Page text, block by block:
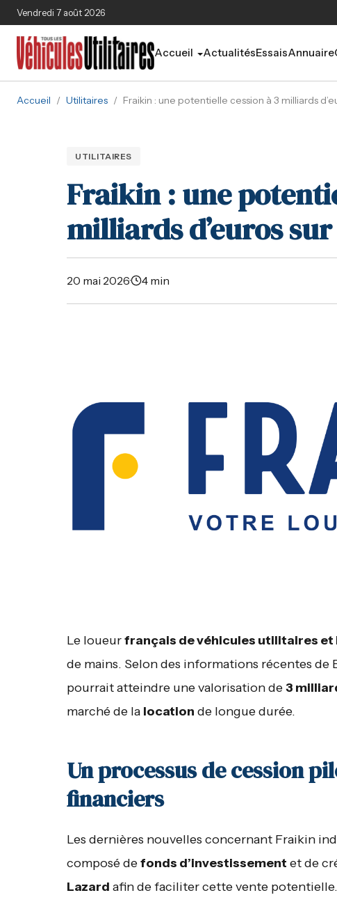
Aller au contenu principal
Vendredi 7 août 2026
Accueil ActualitésEssaisAnnuaire
Accueil / Utilitaires / Fraikin : une potentielle cession à 3 milliards
UTILITAIRES
Fraikin : une
milliards d’euros
20 mai 2026· 4 min
Le loueurfrançais de véhicules utilitaires
de mains. Selon des informations récentes
pourrait atteindre une valorisation de3
marché de la location de longue durée.
Un processus de cession
financiers
Les dernières nouvelles concernant Fraikin
composé defonds d’investissement et de
Lazard afin de faciliter cette vente potentielle.